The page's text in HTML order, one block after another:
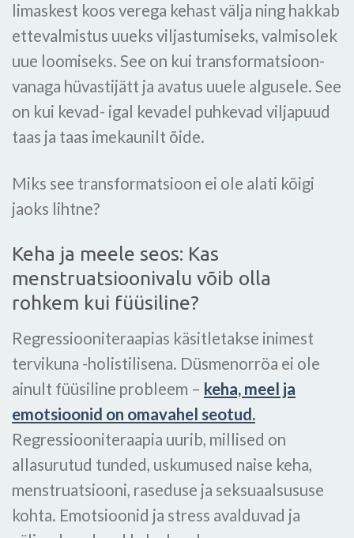
limaskest koos verega kehast välja ning hakkab
ettevalmistus uueks viljastumiseks, valmisolek
uue loomiseks. See on kui transformatsioon-
vanaga hüvastijätt ja avatus uuele algusele. See
on kui kevad- igal kevadel puhkevad viljapuud
taas ja taas imekaunilt õide.
Miks see transformatsioon ei ole alati kõigi
jaoks lihtne?
Keha ja meele seos: Kas
menstruatsioonivalu võib olla
rohkem kui füüsiline?
Regressiooniteraapias käsitletakse inimest
tervikuna -holistilisena. Düsmenorröa ei ole
ainult füüsiline probleem – keha, meel ja
emotsioonid on omavahel seotud.
Regressiooniteraapia uurib, millised on
allasurutud tunded, uskumused naise keha,
menstruatsiooni, raseduse ja seksuaalsususe
kohta. Emotsioonid ja stress avalduvad ja